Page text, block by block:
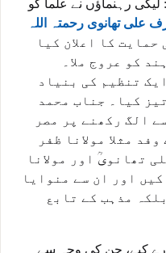
رہنماؤں نے علما کو
علی تھانوی رحمتہ اللہ
حمایت کا اعلان کیا
کو عروج ملا۔
تنظیم کی بنیاد
کیا۔ جناب محمد
الگ رکھنے پر مصر
مثلا مولانا ظفر
تھانویؒ اور مولانا
اور ان سے منوایا
مذہب کے تابع
کیے، جن کی وجہ سے